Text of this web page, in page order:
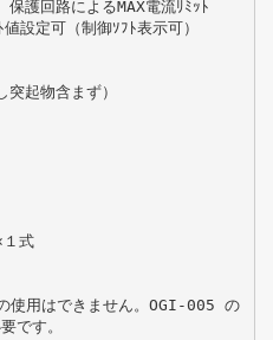
護回路によるMAX電流ﾘﾐｯﾄ
設定可（制御ｿﾌﾄ表示可）
起物含まず）
１式
用はできません。OGI-005 の
です。